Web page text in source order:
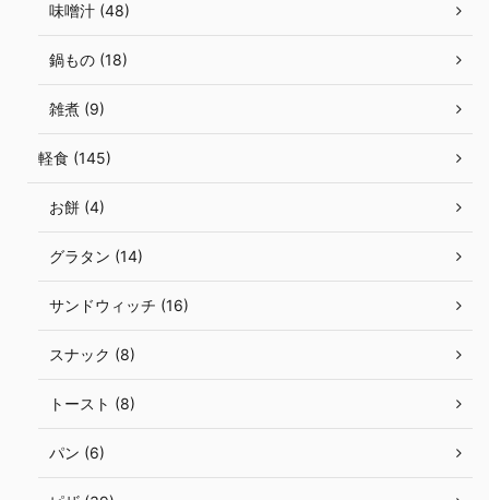
味噌汁 (48)
鍋もの (18)
雑煮 (9)
軽食 (145)
お餅 (4)
グラタン (14)
サンドウィッチ (16)
スナック (8)
トースト (8)
パン (6)